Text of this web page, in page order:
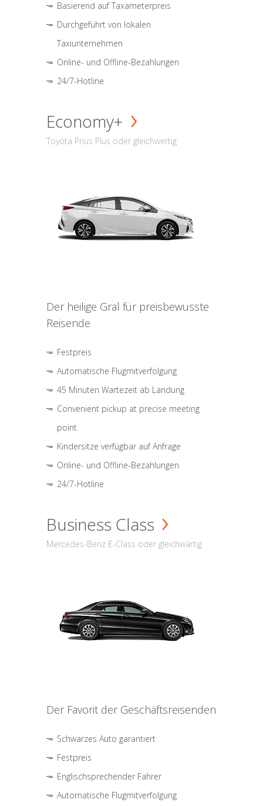
Basierend auf Taxameterpreis
Durchgeführt von lokalen
Taxiunternehmen
Online- und Offline-Bezahlungen
24/7-Hotline
Economy+
Toyota Prius Plus oder gleichwertig
Der heilige Gral für preisbewusste
Reisende
Festpreis
Automatische Flugmitverfolgung
45 Minuten Wartezeit ab Landung
Convenient pickup at precise meeting
point
Kindersitze verfügbar auf Anfrage
Online- und Offline-Bezahlungen
24/7-Hotline
Business Class
Mercedes-Benz E-Class oder gleichwärtig
Der Favorit der Geschäftsreisenden
Schwarzes Auto garantiert
Festpreis
Englischsprechender Fahrer
Automatische Flugmitverfolgung